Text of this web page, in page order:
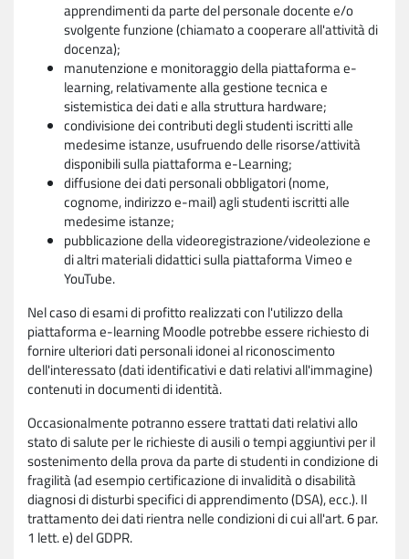
apprendimenti da parte del personale docente e/o
svolgente funzione (chiamato a cooperare all'attività di
docenza);
manutenzione e monitoraggio della piattaforma e-
learning, relativamente alla gestione tecnica e
sistemistica dei dati e alla struttura hardware;
condivisione dei contributi degli studenti iscritti alle
medesime istanze, usufruendo delle risorse/attività
disponibili sulla piattaforma e-Learning;
diffusione dei dati personali obbligatori (nome,
cognome, indirizzo e-mail) agli studenti iscritti alle
medesime istanze;
pubblicazione della videoregistrazione/videolezione e
di altri materiali didattici sulla piattaforma Vimeo e
YouTube.
Nel caso di esami di profitto realizzati con l'utilizzo della
piattaforma e-learning Moodle potrebbe essere richiesto di
fornire ulteriori dati personali idonei al riconoscimento
dell'interessato (dati identificativi e dati relativi all'immagine)
contenuti in documenti di identità.
Occasionalmente potranno essere trattati dati relativi allo
stato di salute per le richieste di ausili o tempi aggiuntivi per il
sostenimento della prova da parte di studenti in condizione di
fragilità (ad esempio certificazione di invalidità o disabilità
diagnosi di disturbi specifici di apprendimento (DSA), ecc.). Il
trattamento dei dati rientra nelle condizioni di cui all'art. 6 par.
1 lett. e) del GDPR.